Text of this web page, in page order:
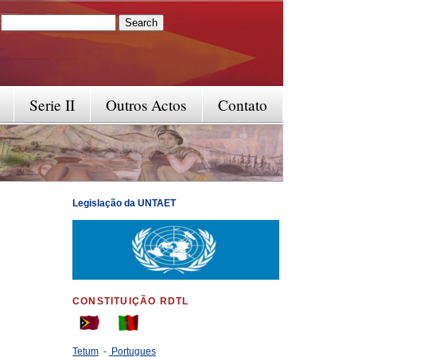
Search form
Contato
Outros Actos
Serie II
Legislação da UNTAET
CONSTITUIÇÃO RDTL
Tetum - Portugues